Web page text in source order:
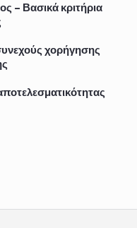
– Βασικά κριτήρια
χορήγησης